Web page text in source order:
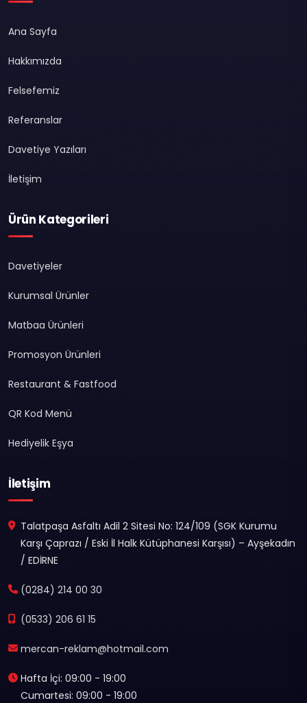
Ana Sayfa
Hakkımızda
Felsefemiz
Referanslar
Davetiye Yazıları
İletişim
Ürün Kategorileri
Davetiyeler
Kurumsal Ürünler
Matbaa Ürünleri
Promosyon Ürünleri
Restaurant & Fastfood
QR Kod Menü
Hediyelik Eşya
İletişim
Talatpaşa Asfaltı Adil 2 Sitesi No: 124/109 (SGK Kurumu
Karşı Çaprazı / Eski İl Halk Kütüphanesi Karşısı) – Ayşekadın
/ EDİRNE
(0284) 214 00 30
(0533) 206 61 15
mercan-reklam@hotmail.com
Hafta İçi: 09:00 - 19:00
Cumartesi: 09:00 - 19:00